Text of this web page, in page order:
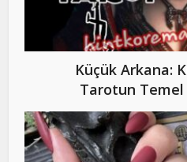
Küçük Arkana:
Tarotun